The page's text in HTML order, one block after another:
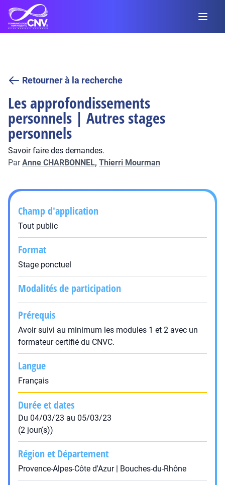
Retourner à la recherche
Les approfondissements
personnels | Autres stages
personnels
Savoir faire des demandes.
ParAnne CHARBONNEL, Thierri Mourman
Champ d'application
Tout public
Format
Stage ponctuel
Modalités de participation
Prérequis
Avoir suivi au minimum les modules 1 et 2 avec un
formateur certifié du CNVC.
Langue
Français
Durée et dates
Du 04/03/23 au 05/03/23
(2 jour(s))
Région et Département
Provence-Alpes-Côte d'Azur | Bouches-du-Rhône